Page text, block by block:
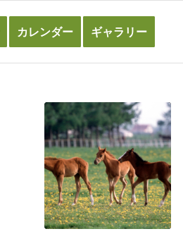
カレンダー ギャラリー